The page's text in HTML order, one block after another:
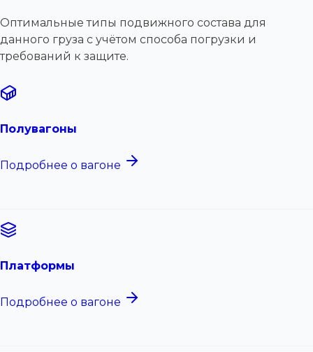
Оптимальные типы подвижного состава для
данного груза с учётом способа погрузки и
требований к защите.
Полувагоны
Подробнее о вагоне
Платформы
Подробнее о вагоне